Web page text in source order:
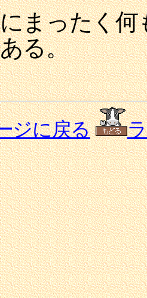
まったく
る。
ジに戻る